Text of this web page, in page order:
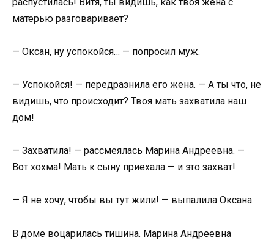
матерью разговаривает?
— Оксан, ну успокойся… — попросил муж.
— Успокойся! — передразнила его жена. — А ты что, не
видишь, что происходит? Твоя мать захватила наш
дом!
— Захватила! — рассмеялась Марина Андреевна. —
Вот хохма! Мать к сыну приехала — и это захват!
— Я не хочу, чтобы вы тут жили! — выпалила Оксана.
В доме воцарилась тишина. Марина Андреевна